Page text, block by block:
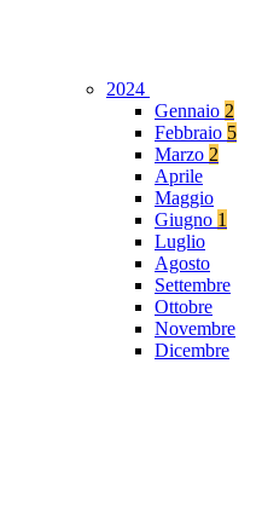
2024
Gennaio 2
Febbraio 5
Marzo 2
Aprile
Maggio
Giugno 1
Luglio
Agosto
Settembre
Ottobre
Novembre
Dicembre